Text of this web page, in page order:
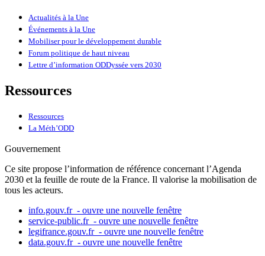
Actualités à la Une
Événements à la Une
Mobiliser pour le développement durable
Forum politique de haut niveau
Lettre d’information ODDyssée vers 2030
Ressources
Ressources
La Méth’ODD
Gouvernement
Ce site propose l’information de référence concernant l’Agenda
2030 et la feuille de route de la France. Il valorise la mobilisation de
tous les acteurs.
info.gouv.fr - ouvre une nouvelle fenêtre
service-public.fr - ouvre une nouvelle fenêtre
legifrance.gouv.fr - ouvre une nouvelle fenêtre
data.gouv.fr - ouvre une nouvelle fenêtre